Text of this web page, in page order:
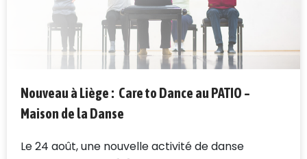
Nouveau à Liège : Care to Dance au PATIO –
Maison de la Danse
Le 24 août, une nouvelle activité de danse